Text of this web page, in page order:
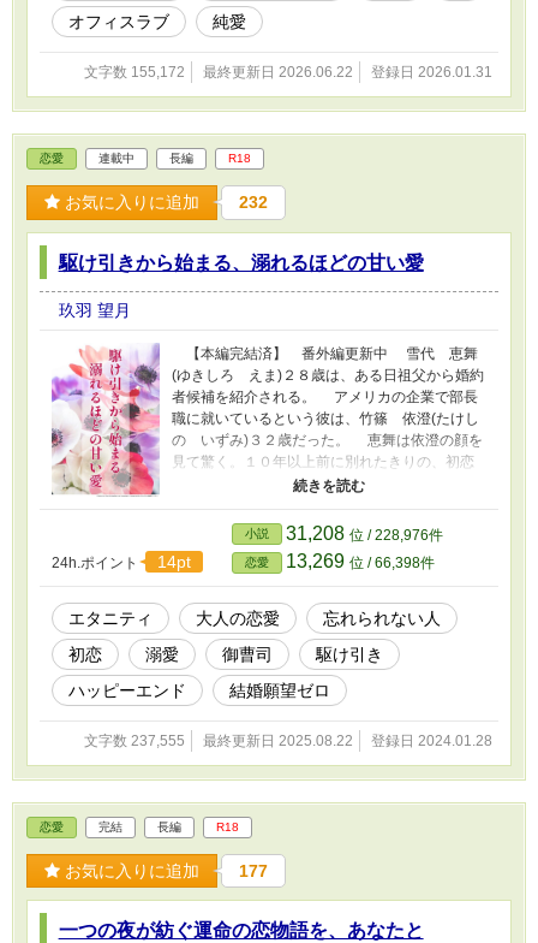
グ・企画部長の異動と、新たな部長の着任だっ
た。 そこに現れた新部長は―― 第19回恋愛小説
大賞にて奨励賞をいただきました。ありがとう
ございます。
オフィスラブ
純愛
文字数 155,172 最終更新日 2026.06.22 登録日 2026.01.31
恋愛 連載中 長編 R18
お気に入りに追加 232
駆け引きから始まる、溺れるほどの甘い愛
玖羽 望月
【本編完結済】 番外編更新中 雪代 恵舞
(ゆきしろ えま)２８歳は、ある日祖父から婚約
者候補を紹介される。 アメリカの企業で部長
職に就いているという彼は、竹篠 依澄(たけし
の いずみ)３２歳だった。 恵舞は依澄の顔を
見て驚く。１０年以上前に別れたきりの、初恋
の人にそっくりだったからだ。けれど名前すら
るためお試し交際からスタートという条件で受
け入れる恵舞。結婚願望などなく、そのうち断
るつもりだった。 一方依澄は、早く婚約者と
して受け入れてもらいたいと、まずお互いを知
るために簡単なゲームをしようと言い出す。
「俺が勝ったら唇をもらおうか」 ――この駆
け引きの勝者はどちら？ ＊付きはＲ描写ありで
す。 本編完結済 番外編掲載中です。 エブリスタ
にも投稿しています。
24h.ポイント 14pt
小説 31,208 位 / 228,976件
恋愛 13,269 位 / 66,398件
エタニティ 大人の恋愛
忘れられない人
初恋
溺愛 御曹司
駆け引き
ハッピーエンド
結婚願望ゼロ
文字数 237,555 最終更新日 2025.08.22 登録日 2024.01.28
恋愛 完結 長編 R18
お気に入りに追加 177
一つの夜が紡ぐ運命の恋物語を、あなたと